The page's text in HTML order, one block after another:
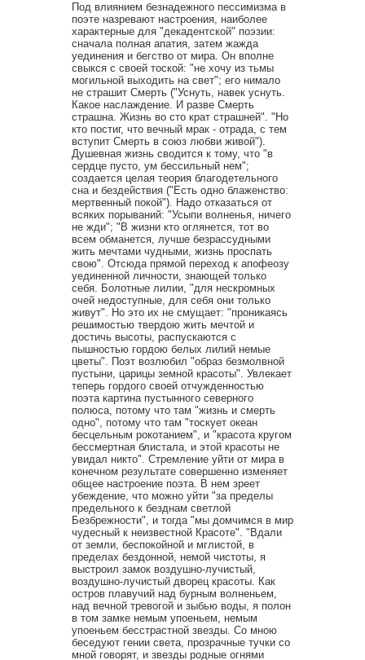
Под влиянием безнадежного пессимизма в
поэте назревают настроения, наиболее
характерные для "декадентской" поэзии:
сначала полная апатия, затем жажда
уединения и бегство от мира. Он вполне
свыкся с своей тоской: "не хочу из тьмы
могильной выходить на свет"; его нимало
не страшит Смерть ("Уснуть, навек уснуть.
Какое наслаждение. И разве Смерть
страшна. Жизнь во сто крат страшней". "Но
кто постиг, что вечный мрак - отрада, с тем
вступит Смерть в союз любви живой").
Душевная жизнь сводится к тому, что "в
сердце пусто, ум бессильный нем";
создается целая теория благодетельного
сна и бездействия ("Есть одно блаженство:
мертвенный покой"). Надо отказаться от
всяких порываний: "Усыпи волненья, ничего
не жди"; "В жизни кто оглянется, тот во
всем обманется, лучше безрассудными
жить мечтами чудными, жизнь проспать
свою". Отсюда прямой переход к апофеозу
уединенной личности, знающей только
себя. Болотные лилии, "для нескромных
очей недоступные, для себя они только
живут". Но это их не смущает: "проникаясь
решимостью твердою жить мечтой и
достичь высоты, распускаются с
пышностью гордою белых лилий немые
цветы". Поэт возлюбил "образ безмолвной
пустыни, царицы земной красоты". Увлекает
теперь гордого своей отчужденностью
поэта картина пустынного северного
полюса, потому что там "жизнь и смерть
одно", потому что там "тоскует океан
бесцельным рокотанием", и "красота кругом
бессмертная блистала, и этой красоты не
увидал никто". Стремление уйти от мира в
конечном результате совершенно изменяет
общее настроение поэта. В нем зреет
убеждение, что можно уйти "за пределы
предельного к безднам светлой
Безбрежности", и тогда "мы домчимся в мир
чудесный к неизвестной Красоте". "Вдали
от земли, беспокойной и мглистой, в
пределах бездонной, немой чистоты, я
выстроил замок воздушно-лучистый,
воздушно-лучистый дворец красоты. Как
остров плавучий над бурным волненьем,
над вечной тревогой и зыбью воды, я полон
в том замке немым упоеньем, немым
упоеньем бесстрастной звезды. Со мною
беседуют гении света, прозрачные тучки со
мной говорят, и звезды родные огнями